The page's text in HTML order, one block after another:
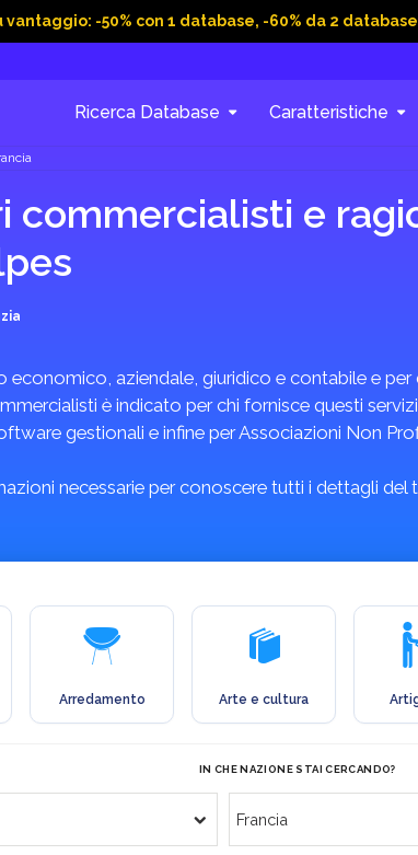
vantaggio: -50% con 1 database, -60% da 2
Ricerca Database Caratteristiche
commercialisti e
aziendale, giuridico e contabile e
è indicato per chi fornisce questi
gestionali e infine per Associazioni Non
necessarie per conoscere tutti i dettagli
Arredamento Arte e cultura
IN CHE NAZIONE STAI CERCANDO?